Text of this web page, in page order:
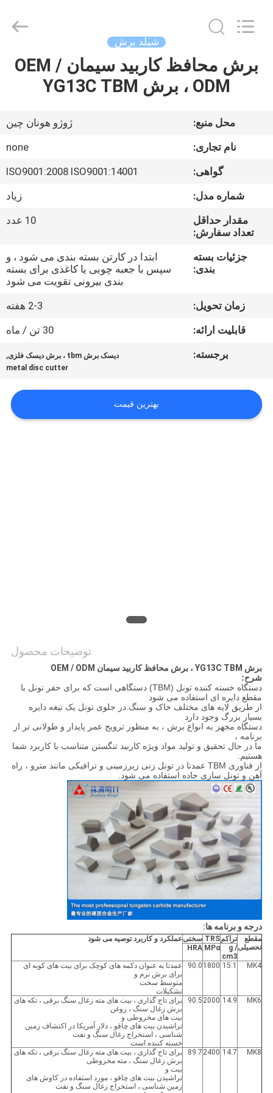
خانه
درباره
کارخانه
کنترل
بگیرید
اخبار
Carbide
Reserved.
شیلد برش
برش محافظ کاربید سیمان OEM /
ODM ، برش YG13C TBM
محل منبع:
ژوژو هونان چین
نام تجاری:
none
گواهی:
ISO9001:2008 ISO9001:14001
شماره مدل:
زیاد
مقدار حداقل
تعداد سفارش:
10 عدد
جزئیات بسته
بندی:
ابتدا در کارتن بسته بندی می شود ، و
سپس با جعبه چوبی یا کاغذی برای بسته
بندی بیرونی تقویت می شود
زمان تحویل:
2-3 هفته
قابلیت ارائه:
30 تن / ماه
برجسته:
دیسک برش tbm ، برش دیسک فلزی ,
metal disc cutter
بهترین قیمت
توضیحات محصول
برش YG13C TBM ، برش محافظ کاربید سیمان OEM / ODM
شرح:
دستگاه خسته کننده تونل (TBM) دستگاهی است که برای حفر تونل با
مقطع دایره ای استفاده می شود
از طریق لایه های مختلف خاک و سنگ.در جلوی تونل یک تیغه دایره
بسیار بزرگ وجود دارد
دستگاه مجهز به انواع برش ، به منظور ترویج عمر پایدار و طولانی تر از
برنامه ،
ما در حال تحقیق و تولید مواد ویژه کاربید تنگستن متناسب با کاربرد شما
هستیم.
از فناوری TBM عمدتا در تونل زنی زیرزمینی و ترافیکی مانند مترو ، راه
آهن و تونل سازی جاده استفاده می شود.
درجه و برنامه ها:
مقطع
تحصیلی
تراکمTRS سختیعملکرد و کاربرد توصیه می شود
g /
cm3
MPα
HRA
MK4
15.1
1800
90.0
عمدتا به عنوان دکمه های کوچک برای بیت های کوبه ای
برای برش نرم و
متوسط ​​سخت
تشکیلات
MK6
14.9
2000
90.5
برای تاج گذاری ، بیت های مته زغال سنگ برقی ، تکه های
برش زغال سنگ ، روغن
بیت های مخروطی و
تراشیدن بیت های چاقو ، دلار آمریکا در اکتشاف زمین
شناسی ، استخراج زغال سنگ و نفت
خسته کننده است
MK8
14.7
2400
89.7
برای تاج گذاری ، بیت های مته زغال سنگ برقی ، تکه های
برش زغال سنگ ، مته مخروطی
بیت و
تراشیدن بیت های چاقو ، مورد استفاده در کاوش های
زمین شناسی ، استخراج زغال سنگ و نفت